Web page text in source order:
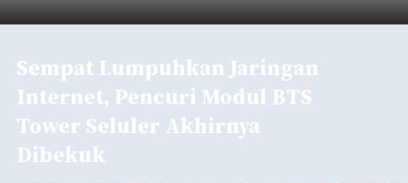
Sempat Lumpuhkan Jaringan
Internet, Pencuri Modul BTS
Tower Seluler Akhirnya
Dibekuk